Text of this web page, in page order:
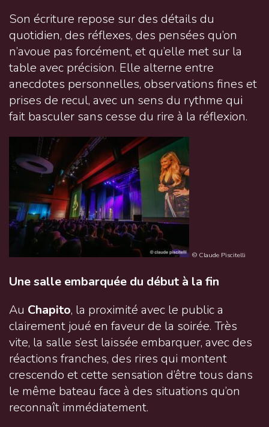
Son écriture repose sur des détails du
quotidien, des réflexes, des pensées qu’on
n’avoue pas forcément, et qu’elle met sur la
table avec précision. Elle alterne entre
anecdotes personnelles, observations fines et
prises de recul, avec un sens du rythme qui
fait basculer sans cesse du rire à la réflexion.
© Claude Piscitelli
Une salle embarquée du début à la fin
Au Chapito, la proximité avec le public a
clairement joué en faveur de la soirée. Très
vite, la salle s’est laissée embarquer, avec des
réactions franches, des rires qui montent
crescendo et cette sensation d’être tous dans
le même bateau face à des situations qu’on
reconnaît immédiatement.